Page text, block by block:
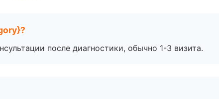
после диагностики, обычно 1-3 визита.